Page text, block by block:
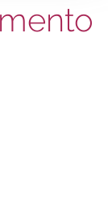
por Whatsapp